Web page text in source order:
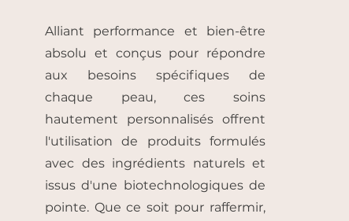
Alliant performance et bien-être
absolu et conçus pour répondre
aux besoins spécifiques de
chaque peau, ces soins
hautement personnalisés offrent
l'utilisation de produits formulés
avec des ingrédients naturels et
issus d'une biotechnologiques de
pointe. Que ce soit pour raffermir,